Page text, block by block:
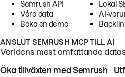
Semrush API
Våra data
Boka en demo
Lokal
AI-
ANSLUT SEMRUSH MCP TILL AI
Världens mest omfattande
Öka tillväxten med Semrush